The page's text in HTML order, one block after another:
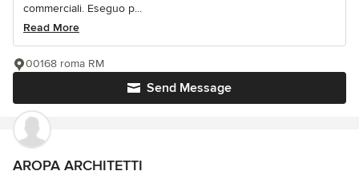
commerciali. Eseguo p...
Read More
Send Message
00168 roma RM
AROPA ARCHITETTI